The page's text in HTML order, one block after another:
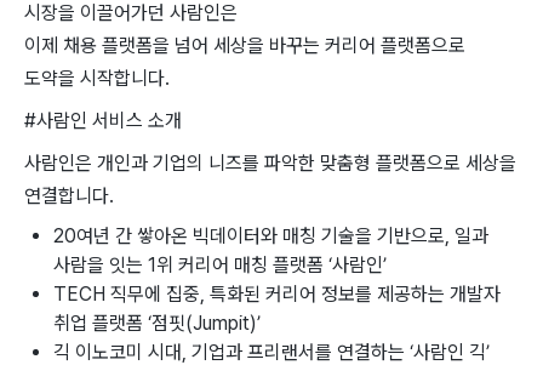
시장을 이끌어가던 사람인은
이제 채용 플랫폼을 넘어 세상을 바꾸는 커리어 플랫폼으로
도약을 시작합니다.
#사람인 서비스 소개
사람인은 개인과 기업의 니즈를 파악한 맞춤형 플랫폼으로 세상을
연결합니다.
20여년 간 쌓아온 빅데이터와 매칭 기술을 기반으로, 일과
사람을 잇는 1위 커리어 매칭 플랫폼 ‘사람인’
TECH 직무에 집중, 특화된 커리어 정보를 제공하는 개발자
취업 플랫폼 ‘점핏(Jumpit)’
긱 이노코미 시대, 기업과 프리랜서를 연결하는 ‘사람인 긱’